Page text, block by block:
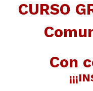
CURSO
Con